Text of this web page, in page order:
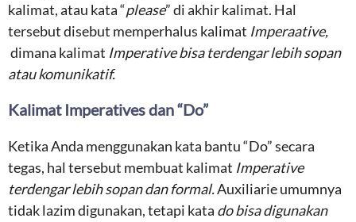
kalimat, atau kata “please” di akhir kalimat. Hal
tersebut disebut memperhalus kalimat Imperaative,
dimana kalimat Imperative bisa terdengar lebih sopan
atau komunikatif.
Kalimat Imperatives dan “Do”
Ketika Anda menggunakan kata bantu “Do” secara
tegas, hal tersebut membuat kalimat Imperative
terdengar lebih sopan dan formal.Auxiliarie umumnya
tidak lazim digunakan, tetapi kata do bisa digunakan